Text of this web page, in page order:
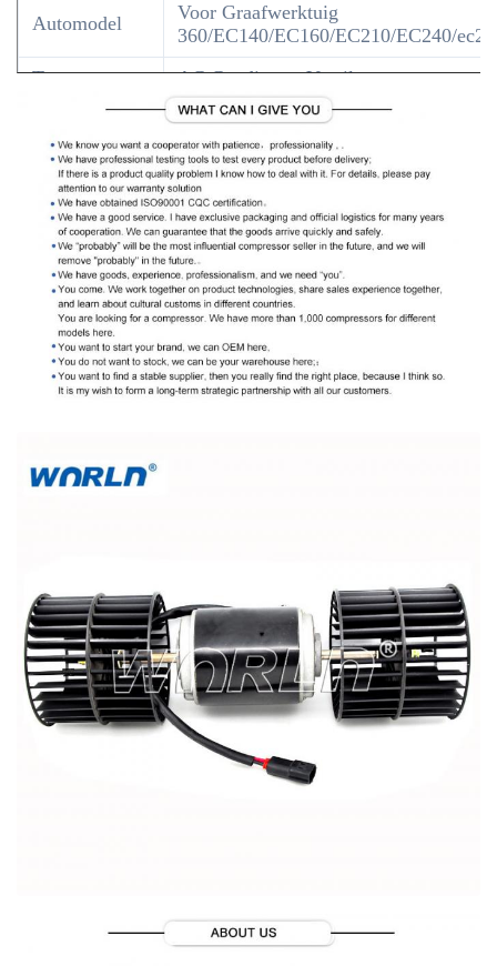
Automodel
Voor Graafwerktuig
360/EC140/EC160/EC210/EC240/
Type
AC Conditoner Ventilator
24V
OE nr.
VOE14576774/14514331
Nota
Als u hulp nodig hebt om ervoor te
zorgen dat dit deel uw voertuig zal
passen. Gelieve te verzenden ons de
foto van uw oud product. OEM en/of
het jaar, maken model en motorgrootte
van uw voertuig zodat wij het voor u
kunnen bevestigen. Wij adviseren ook
gebruikend de verenigbaarheidsgrafiek
om ervoor te zorgen dat dit product uw